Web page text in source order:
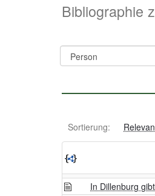
Bibliographie
Sortierung:
In Dillenburg